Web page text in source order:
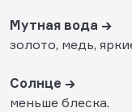
Мутная вода →
золото, медь,
Солнце →
меньше блеска.